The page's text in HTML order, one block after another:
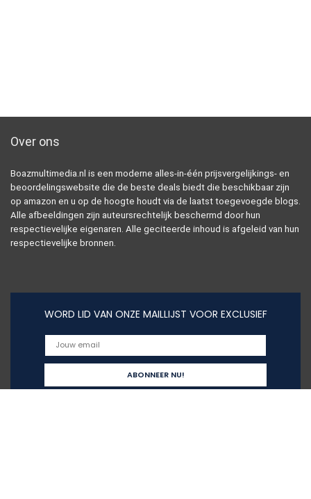
Over ons
Boazmultimedia.nl is een moderne alles-in-één prijsvergelijkings- en
beoordelingswebsite die de beste deals biedt die beschikbaar zijn
op amazon en u op de hoogte houdt via de laatst toegevoegde blogs.
Alle afbeeldingen zijn auteursrechtelijk beschermd door hun
respectievelijke eigenaren. Alle geciteerde inhoud is afgeleid van hun
respectievelijke bronnen.
WORD LID VAN ONZE MAILLIJST VOOR EXCLUSIEF